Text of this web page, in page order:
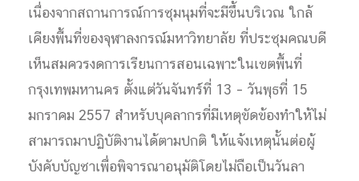
เนื่องจากสถานการณ์การชุมนุมที่จะมีขึ้นบริเวณ ใกล้
เคียงพื้นที่ของจุฬาลงกรณ์มหาวิทยาลัย ที่ประชุมคณบดี
เห็นสมควรงดการเรียนการสอนเฉพาะในเขตพื้นที่
กรุงเทพมหานคร ตั้งแต่วันจันทร์ที่ 13 – วันพุธที่ 15
มกราคม 2557 สำหรับบุคลากรที่มีเหตุขัดข้องทำให้ไม่
สามารถมาปฏิบัติงานได้ตามปกติ ให้แจ้งเหตุนั้นต่อผู้
บังคับบัญชาเพื่อพิจารณาอนุมัติโดยไม่ถือเป็นวันลา